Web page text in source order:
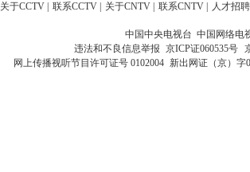
关于CCTV 联系CCTV 关于CNTV 联系CNTV 人才招聘
中国中央电视台 中国网络电
违法和不良信息举报 京ICP证060535号
网上传播视听节目许可证号 0102004 新出网证（京）